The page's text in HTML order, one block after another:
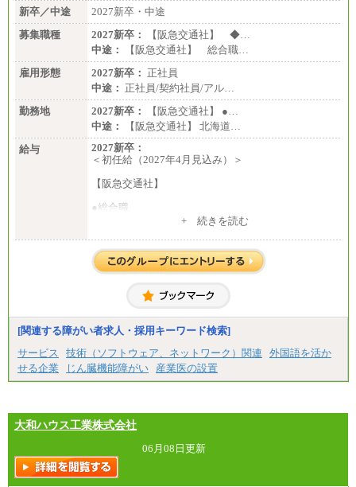
新卒／中途
2027新卒・中途
募集職種
2027新卒：
【阪急交通社】 ◆…
中途：
【阪急交通社】 総合職…
雇用形態
2027新卒： 正社員
中途： 正社員/契約社員/アル…
勤務地
2027新卒：
【阪急交通社】 ●…
中途：
【阪急交通社】 北海道…
給与
2027新卒：
＜初任給（2027年4月見込み）＞
【阪急交通社】
●総合職
(※3)、239,000円(※4)、237,000円（※5）
・専門・短大卒
(※3)、218,500円(※4)、216,500円（※5）
※1…東京都、埼玉県、千葉県、神奈川県
※2…大阪府、京都府、兵庫県、滋賀県
※3…愛知県、静岡県
※4…北海道、宮城県、栃木県、群馬県、長野県、新
潟県、富山県、石川県、岡山県、広島県、山口県、
香川県、福岡県
県、福島県、山形県
・月給には一律地域手当を含んだ金額を表示
（一律地域手当：※1…36,000円、※2…33,000円、
※3…28,000円、※4…25,000円、※5…23,000円）
・試用期間中も給与変更なし
+ 続きを読む
[関連する障がい者求人・採用キーワード検索]
サービス
技術（ソフトウェア、ネットワーク）関連
外国語を活か
せる企業
じん臓機能障がい 産業医の設置
大和ハウス工業株式会社
06月08日更新